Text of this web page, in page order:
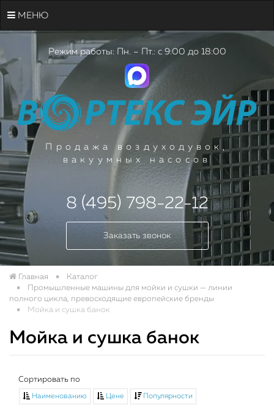
МЕНЮ
Режим работы: Пн. – Пт.: с 9:00 до 18:00
Продажа воздуходувок,
вакуумных насосов
8 (495) 798-22-12
Заказать звонок
Главная
Каталог
Промышленные машины для мойки и сушки — линии
полного цикла, превосходящие европейские бренды
Мойка и сушка банок
Мойка и сушка банок
Сортировать по
Наименованию Цене Популярности